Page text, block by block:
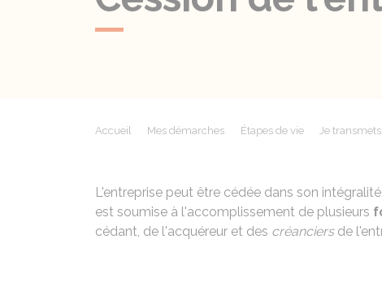
Accueil Mes démarches Étapes de vie Je transmets
L'entreprise peut être cédée dans son
est soumise à l'accomplissement de plusieurs
cédant, de l'acquéreur et des créanciersde